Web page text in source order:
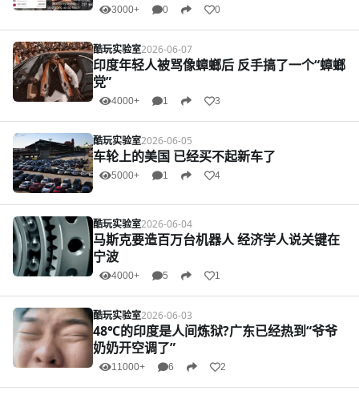
3000+ 0 0
酷玩实验室2026-06-07
印度年轻人被骂像蟑螂后 反手搞了一个“蟑螂
党”
4000+ 1 3
酷玩实验室2026-06-05
车轮上的美国 已经买不起新车了
5000+ 1 4
酷玩实验室2026-06-04
马斯克要造百万台机器人 经济学人说关键在
宁波
4000+ 5 1
酷玩实验室2026-06-03
48℃的印度是人间炼狱?广东已经热到“爷爷
奶奶开空调了”
11000+ 6 2